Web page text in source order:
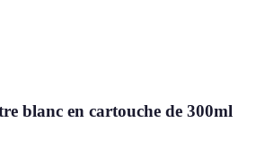
blanc en cartouche de 300ml